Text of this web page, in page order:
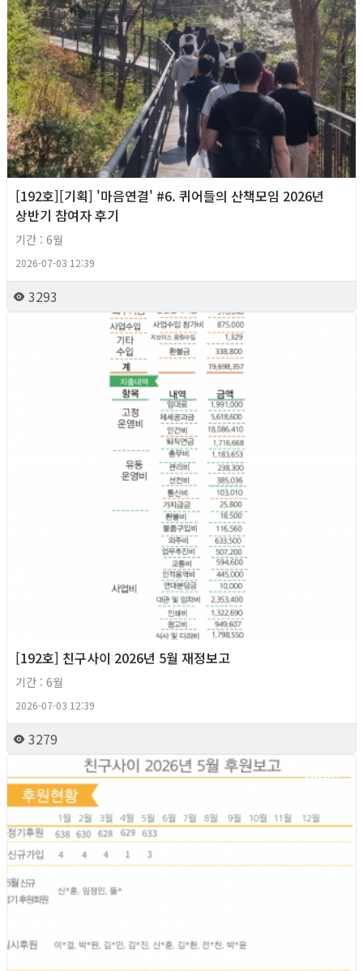
[192호][기획] '마음연결' #6. 퀴어들의 산책모임 2026년
상반기 참여자 후기
기간 : 6월
2026-07-03 12:39
3293
[192호] 친구사이 2026년 5월 재정보고
기간 : 6월
2026-07-03 12:39
3279
2026년